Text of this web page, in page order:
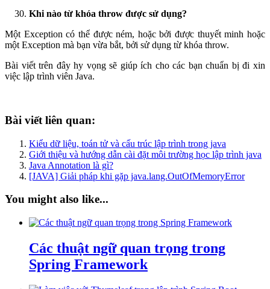
Khi nào từ khóa throw được sử dụng?
Một Exception có thể được ném, hoặc bởi được thuyết minh hoặc
một Exception mà bạn vừa bắt, bởi sử dụng từ khóa throw.
Bài viết trên đây hy vọng sẽ giúp ích cho các bạn chuẩn bị đi xin
việc lập trình viên Java.
Bài viết liên quan:
Kiểu dữ liệu, toán tử và cấu trúc lập trình trong java
Giới thiệu và hướng dẫn cài đặt môi trường học lập trình java
Java Annotation là gì?
[JAVA] Giải pháp khi gặp java.lang.OutOfMemoryError
You might also like...
Các thuật ngữ quan trọng trong
Spring Framework